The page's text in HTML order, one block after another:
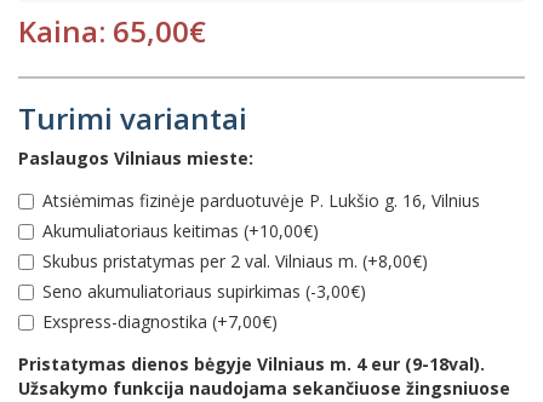
Kaina: 65,00€
Turimi variantai
Paslaugos Vilniaus mieste:
Atsiėmimas fizinėje parduotuvėje P. Lukšio g. 16, Vilnius
Akumuliatoriaus keitimas (+10,00€)
Skubus pristatymas per 2 val. Vilniaus m. (+8,00€)
Seno akumuliatoriaus supirkimas (-3,00€)
Еxspress-diagnostika (+7,00€)
Pristatymas dienos bėgyje Vilniaus m. 4 eur (9-18val).
Užsakymo funkcija naudojama sekančiuose žingsniuose